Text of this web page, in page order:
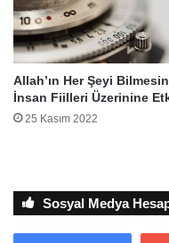
Allah’ın Her Şeyi
İnsan Fiilleri Üzerinine
25 Kasım 2022
Sosyal Medya